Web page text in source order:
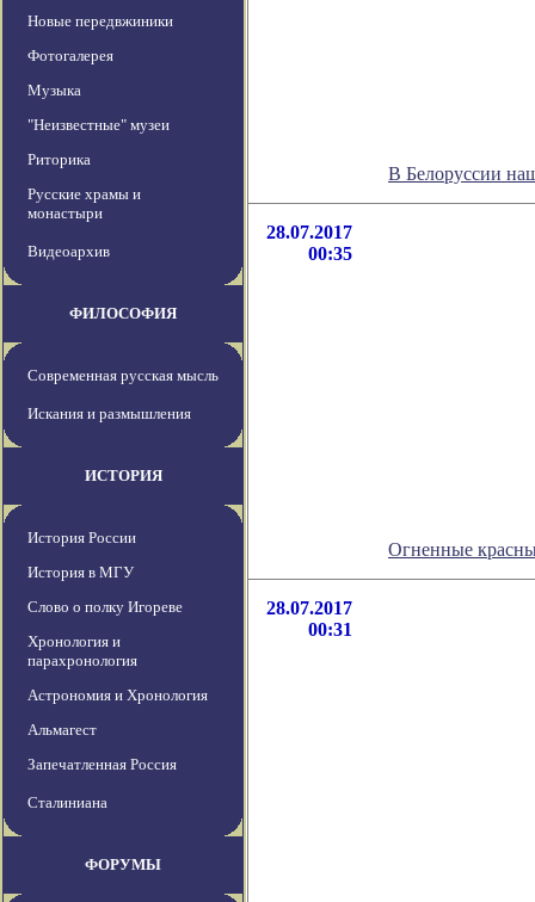
Новые передвжиники
Фотогалерея
Музыка
"Неизвестные" музеи
Риторика
Русские храмы и
монастыри
Видеоархив
ФИЛОСОФИЯ
Современная русская мысль
Искания и размышления
ИСТОРИЯ
История России
История в МГУ
Слово о полку Игореве
Хронология и
парахронология
Астрономия и Хронология
Альмагест
Запечатленная Россия
Сталиниана
ФОРУМЫ
В Белоруссии
28.07.2017
00:35
Огненные
28.07.2017
00:31